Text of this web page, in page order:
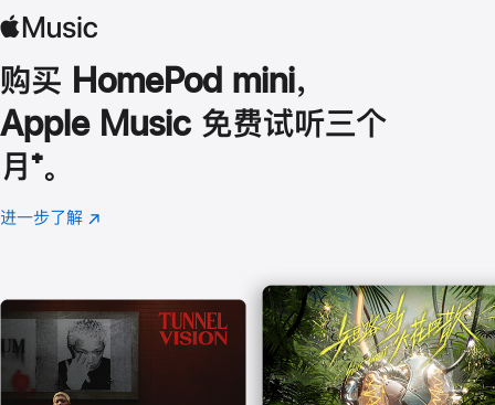
购买 HomePod mini，
Apple Music 免费试听三个
月 脚
注
⁺。
进一步了解 Apple
(在
口
中
打
开)